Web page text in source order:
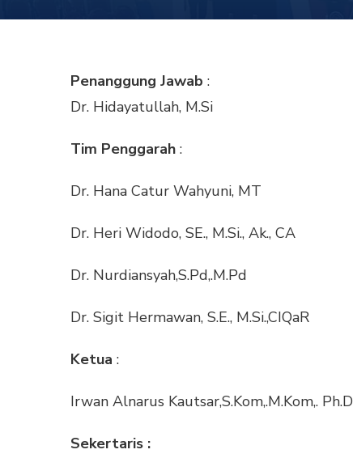
Penanggung Jawab :
Dr. Hidayatullah, M.Si
Tim Penggarah :
Dr. Hana Catur Wahyuni, MT
Dr. Heri Widodo, SE., M.Si., Ak., CA
Dr. Nurdiansyah,S.Pd,.M.Pd
Dr. Sigit Hermawan, S.E., M.Si.,CIQaR
Ketua :
Irwan Alnarus Kautsar,S.Kom,.M.Kom,. Ph.D
Sekertaris :